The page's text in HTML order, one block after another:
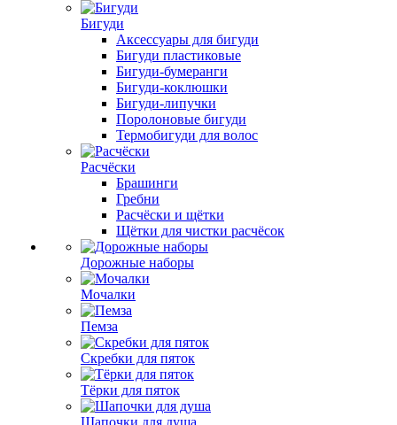
Бигуди
Аксессуары для бигуди
Бигуди пластиковые
Бигуди-бумеранги
Бигуди-коклюшки
Бигуди-липучки
Поролоновые бигуди
Термобигуди для волос
Расчёски
Брашинги
Гребни
Расчёски и щётки
Щётки для чистки расчёсок
Дорожные наборы
Мочалки
Пемза
Скребки для пяток
Тёрки для пяток
Шапочки для душа